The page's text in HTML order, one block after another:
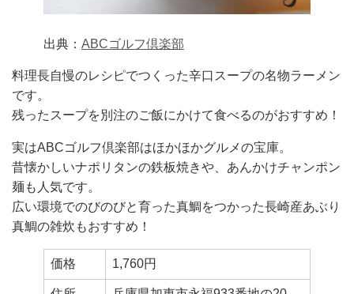
出典： ABCゴルフ倶楽部
料理長自慢のレシピでつくった辛口スープの名物ラーメン
です。
残ったスープを別注のご飯にかけて食べるのがおすすめ！
実はABCゴルフ倶楽部はほかほかグルメの宝庫。
昔懐かしいナポリタンの鉄板焼きや、あんかけチャンポン
麺も人気です。
広い環境でのびのびと育った真鯛をつかった長崎産あぶり
真鯛の雑炊もおすすめ！
価格 1,760円